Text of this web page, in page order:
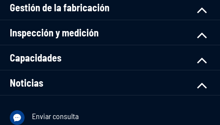
Gestión de la fabricación
Inspección y medición
Capacidades
Noticias
 Enviar consulta